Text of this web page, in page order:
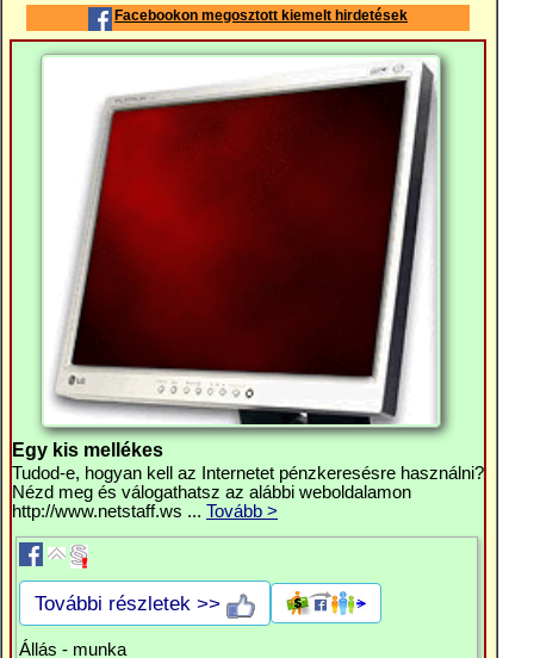
Facebookon megosztott kiemelt hirdetések
Egy kis mellékes
Tudod-e, hogyan kell az Internetet pénzkeresésre használni?
Nézd meg és válogathatsz az alábbi weboldalamon
http://www.netstaff.ws ... Tovább >
További részletek >>
Állás - munka